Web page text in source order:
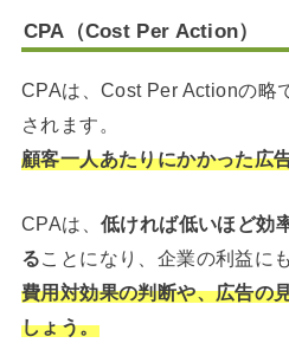
CPA（Cost Per Action）
CPAは、Cost Per Actionの略
されます。
顧客一人あたりにかかった広
CPAは、 低ければ低いほど効
ることになり、企業の利益に
費用対効果の判断や、広告の
しょう。